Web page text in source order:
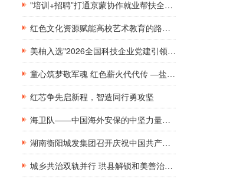
"培训+招聘”打通京蒙协作就业帮扶全链条
红色文化资源赋能高校艺术教育的路径研究
美柚入选"2026全国科技企业党建引领创新实践成果”
童心筑梦敬军魂 红色薪火代代传 —盐城人保开展"八一”主题亲子研学活动
红芯争先启新程，智造同行勇攻坚
海卫队——中国海外安保的中坚力量：戎守万里海疆，护航丝路征途
湖南衡阳城发集团召开庆祝中国共产党成立105周年暨"两优一先”表彰大会
城乡共治双轨并行 珙县解锁和美善治新模样 ——苗寨跨省同心筑家园 社区小厅盛满百姓温情